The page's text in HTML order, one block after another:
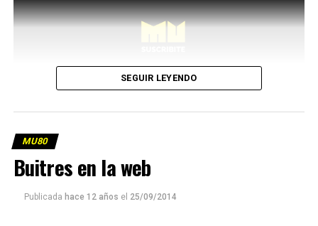
SEGUIR LEYENDO
MU80
Buitres en la web
Publicada hace 12 años el 25/09/2014